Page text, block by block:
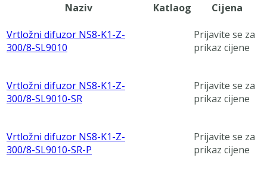
Naziv
Katlaog Cijena
Vrtložni difuzor NS8-K1-Z-
300/8-SL9010
Prijavite se za
prikaz cijene
Vrtložni difuzor NS8-K1-Z-
300/8-SL9010-SR
Prijavite se za
prikaz cijene
Vrtložni difuzor NS8-K1-Z-
300/8-SL9010-SR-P
Prijavite se za
prikaz cijene